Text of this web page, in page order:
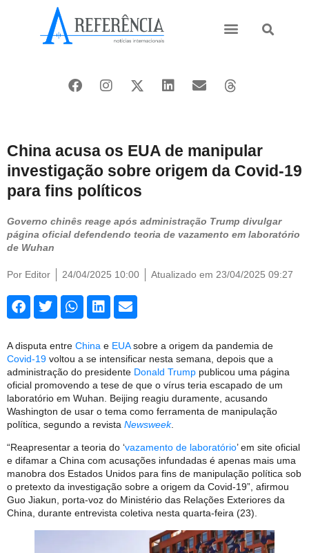
China acusa os EUA de manipular
investigação sobre origem da Covid-19
para fins políticos
Governo chinês reage após administração Trump divulgar
página oficial defendendo teoria de vazamento em laboratório
de Wuhan
Por Editor 24/04/2025 10:00 Atualizado em 23/04/2025 09:27
A disputa entre China e EUAsobre a origem da pandemia de
Covid-19 voltou a se intensificar nesta semana, depois que a
administração do presidente Donald Trump publicou uma página
oficial promovendo a tese de que o vírus teria escapado de um
laboratório em Wuhan. Beijing reagiu duramente, acusando
Washington de usar o tema como ferramenta de manipulação
política, segundo a revista Newsweek.
“Reapresentar a teoria do ‘vazamento de laboratório’ em site oficial
e difamar a China com acusações infundadas é apenas mais uma
manobra dos Estados Unidos para fins de manipulação política sob
o pretexto da investigação sobre a origem da Covid-19”, afirmou
Guo Jiakun, porta-voz do Ministério das Relações Exteriores da
China, durante entrevista coletiva nesta quarta-feira (23).